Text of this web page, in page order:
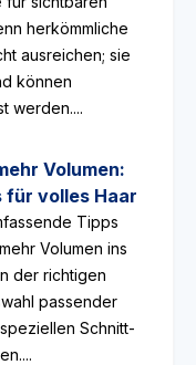
herkömmliche
ausreichen; sie
können
werden....
Volumen:
für volles Haar
Tipps
Volumen ins
der richtigen
passender
Schnitt-